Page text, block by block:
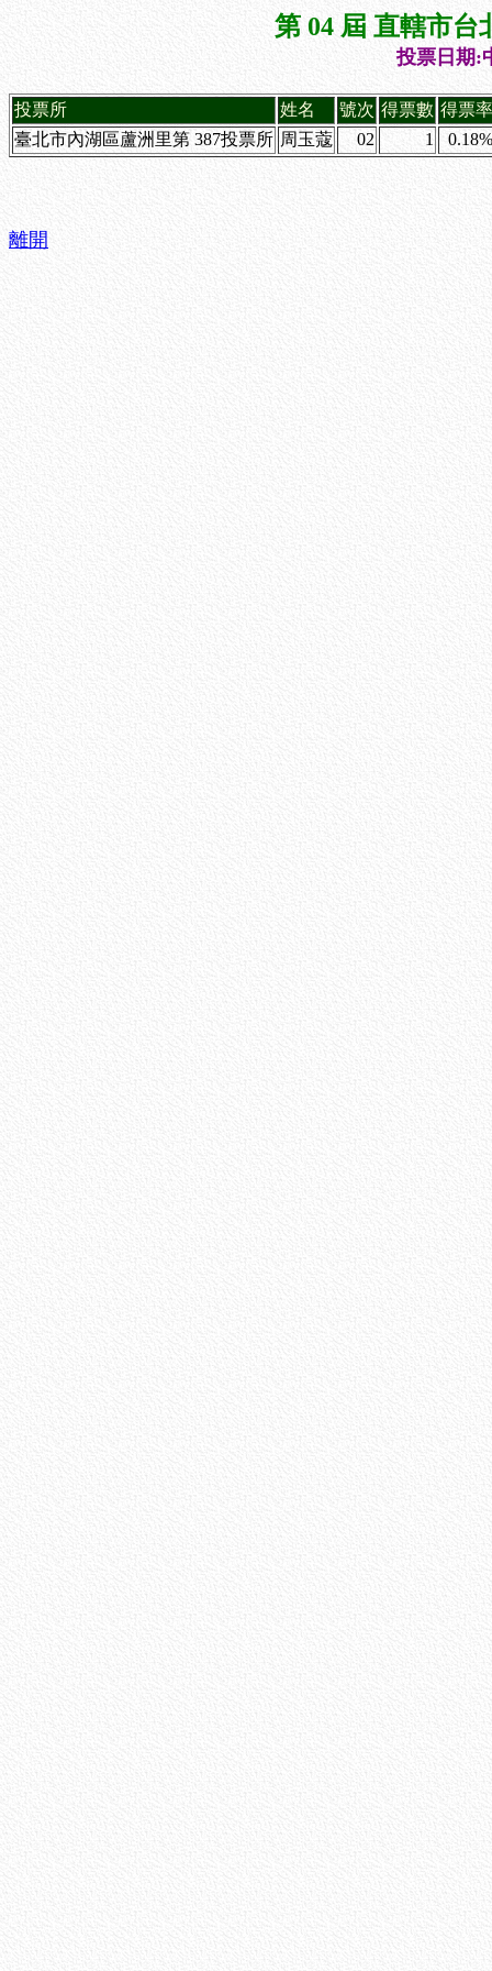
第 04 屆 直轄市台
投票日期:
投票所 姓名 號次 得票數 得票率
臺北市內湖區蘆洲里第 387投票所 周玉蔻 02 1 0.18%
離開